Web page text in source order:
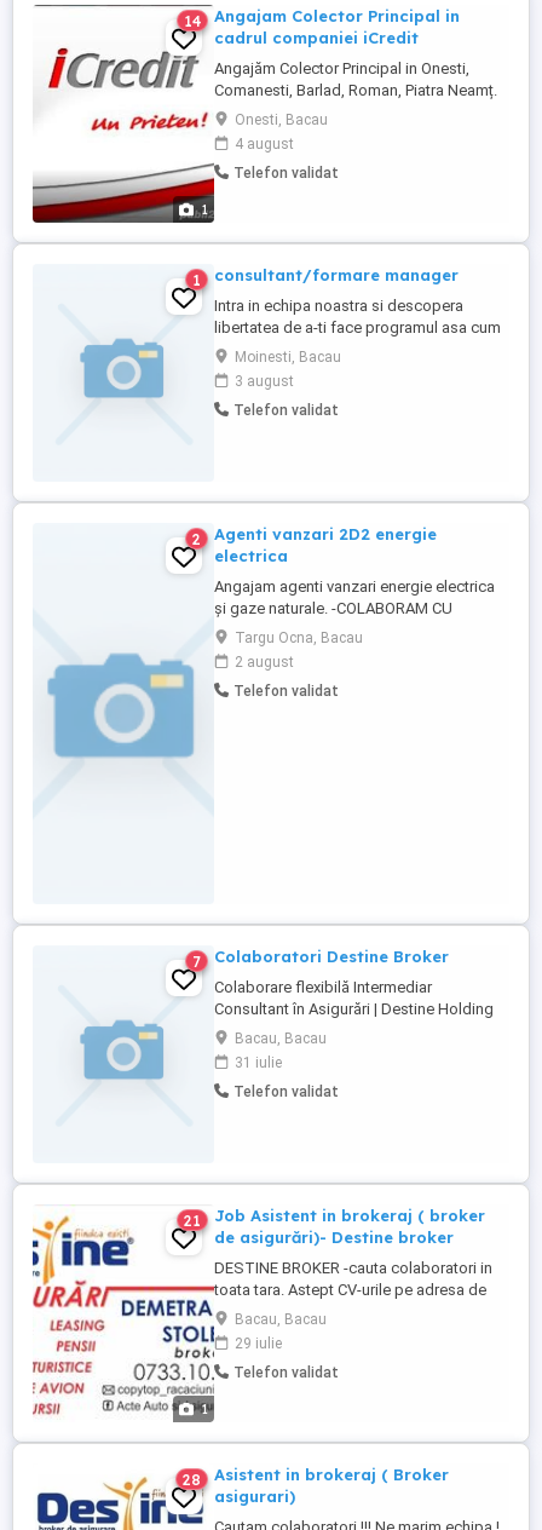
1
14
Angajam Colector Principal in
cadrul companiei iCredit
Angajăm Colector Principal in Onesti,
Comanesti, Barlad, Roman, Piatra Neamț.
Numele companiei: Easy Asset
Management (iCredit) Tip job: Part-Time
Descriere companie: Easy Asset
Management, cunoscută sub brandul
activă în șase ...
Onesti, Bacau
4 august
Telefon validat
1 consultant/formare manager
Intra in echipa noastra si descopera
libertatea de a-ti face programul asa cum
vrei. Hai in echipa noastra si fa-ti viata la
birou asa cum visezi. Noi credem ca e
normal sa ai un program flexibil si un venit
lunar la fel. Sa lucrezi atat cat iti place, de
Moinesti, Bacau
3 august
Telefon validat
2
Agenti vanzari 2D2 energie
electrica
Angajam agenti vanzari energie electrica
și gaze naturale. -COLABORAM CU
PFA,SRL ....ETC Dacă ești o persoană
ambițioasă, serioasa și perseverenta te
așteptăm în echipa noastră. Ce vei face: -
Prezinti oferte de energie și gaze naturale
Targu Ocna, Bacau
2 august
Telefon validat
7 Colaboratori Destine Broker
Colaborare flexibilă Intermediar
Consultant în Asigurări | Destine Holding
Vrei să câștigi venituri suplimentare, de
acasă, fără stres și fără șef? Dacă îți
dorești stabilitate financiară și libertate în
același timp, avem o colaborare care ți se
Bacau, Bacau
31 iulie
Telefon validat
1
21
Job Asistent in brokeraj ( broker
de asigurări)- Destine broker
DESTINE BROKER -cauta colaboratori in
toata tara. Astept CV-urile pe adresa de
mail : tel : BROKER DE ASIGURARI : Vrei un
job flexibil? Vrei un venit suplimentar? Ai
fost sau esti agent/manager de vanzari al
unei societati de asigurare? Ai fost
Bacau, Bacau
29 iulie
Telefon validat
28
Asistent in brokeraj ( Broker
asigurari)